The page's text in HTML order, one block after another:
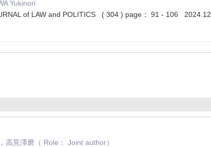
Yukinori
of LAW and POLITICS ( 304 ) page： 91 - 106 2024.12
高見澤磨（ Role： Joint author）